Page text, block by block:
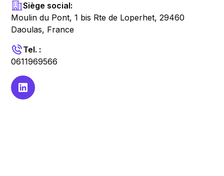
Siège social:
Moulin du Pont, 1 bis Rte de Loperhet, 29460
Daoulas, France
Tel. :
0611969566